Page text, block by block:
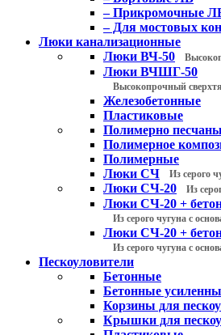
– Прикромочные
– Для мостовых
Люки канализационные
Люки ВЧ-50
Люки ВЧШГ-50
Высокопрочный
Железобетонные
Пластиковые
Полимерно
Полимерное
Полимерные
Люки СЧ
Из серого
Люки СЧ-20 Из
Люки СЧ-20 +
Из серого чугуна с
Люки СЧ-20 +
Из серого чугуна с
Пескоуловители
Бетонные
Бетонные
Корзины для
Крышки для